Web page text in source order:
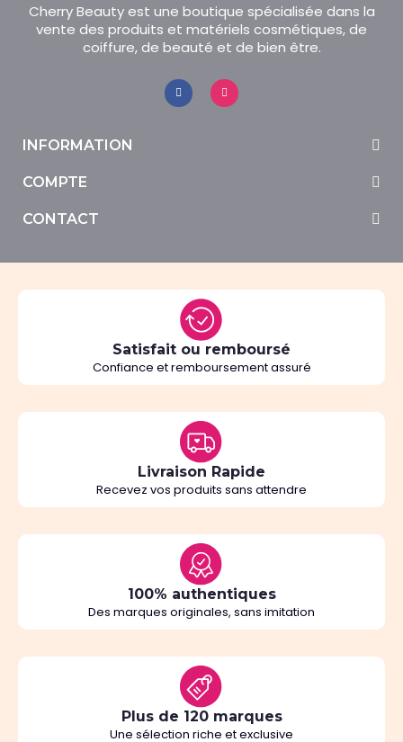
Cherry Beauty est une boutique spécialisée dans la
vente des produits et matériels cosmétiques, de
coiffure, de beauté et de bien être.
INFORMATION
COMPTE
CONTACT
Satisfait ou remboursé
Confiance et remboursement assuré
Livraison Rapide
Recevez vos produits sans attendre
100% authentiques
Des marques originales, sans imitation
Plus de 120 marques
Une sélection riche et exclusive